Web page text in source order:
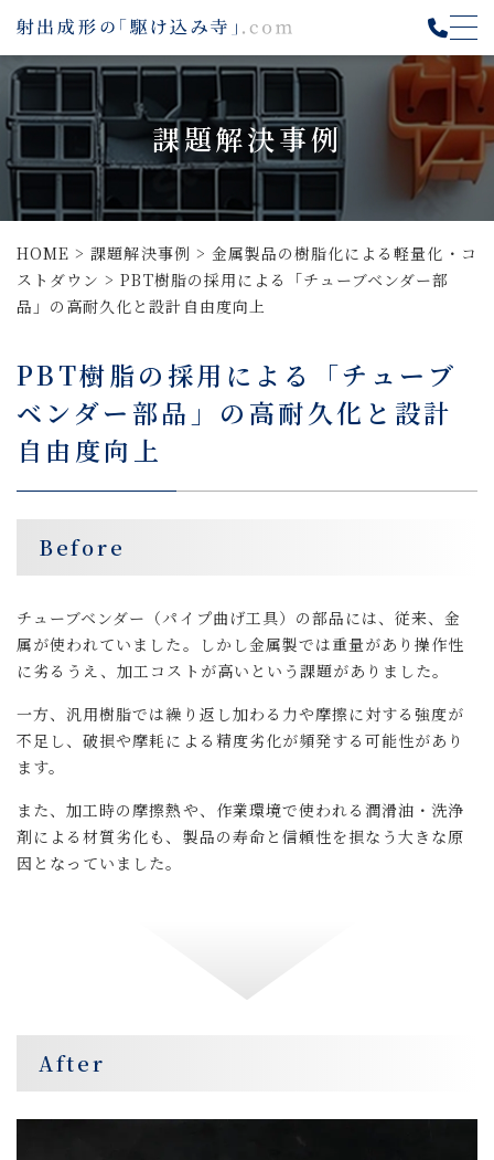
課題解決事例
HOME >課題解決事例 > 金属製品の樹脂化による軽量化・コ
ストダウン >PBT樹脂の採用による「チューブベンダー部
品」の高耐久化と設計自由度向上
PBT樹脂の採用による「チューブ
ベンダー部品」の高耐久化と設計
自由度向上
Before
チューブベンダー（パイプ曲げ工具）の部品には、従来、金
属が使われていました。しかし金属製では重量があり操作性
に劣るうえ、加工コストが高いという課題がありました。
一方、汎用樹脂では繰り返し加わる力や摩擦に対する強度が
不足し、破損や摩耗による精度劣化が頻発する可能性があり
ます。
また、加工時の摩擦熱や、作業環境で使われる潤滑油・洗浄
剤による材質劣化も、製品の寿命と信頼性を損なう大きな原
因となっていました。
After